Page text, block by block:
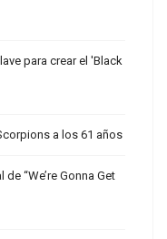
para crear el 'Black
a los 61 años
“We’re Gonna Get